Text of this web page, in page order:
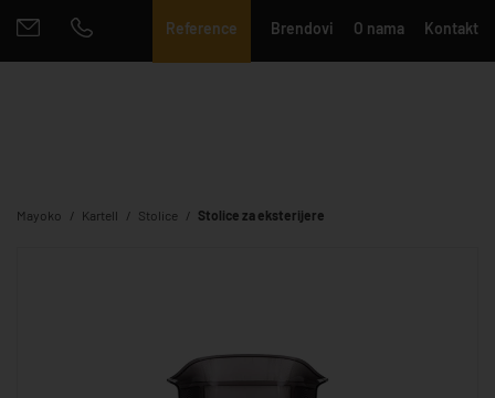
Reference Brendovi O nama Kontakt
Mayoko Kartell Stolice Stolice za eksterijere